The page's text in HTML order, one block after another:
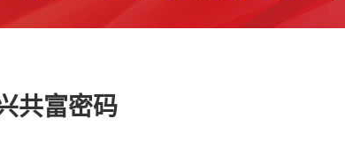
共富密码